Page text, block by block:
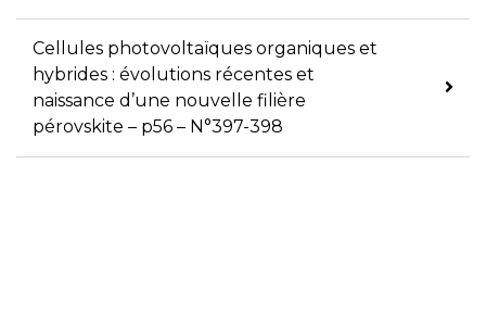
Cellules photovoltaïques organiques et
hybrides : évolutions récentes et
naissance d’une nouvelle filière
pérovskite – p56 – N°397-398